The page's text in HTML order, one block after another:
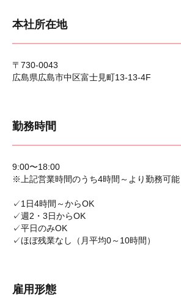
本社所在地
〒730-0043
広島県広島市中区富士見町13-13-4F
勤務時間
9:00〜18:00
※上記営業時間のうち4時間～より勤務可能
✓1日4時間～からOK
✓週2・3日からOK
✓平日のみOK
✓ほぼ残業なし（月平均0～10時間）
雇用形態